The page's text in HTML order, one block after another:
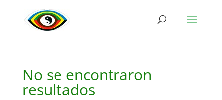
No se encontraron
resultados